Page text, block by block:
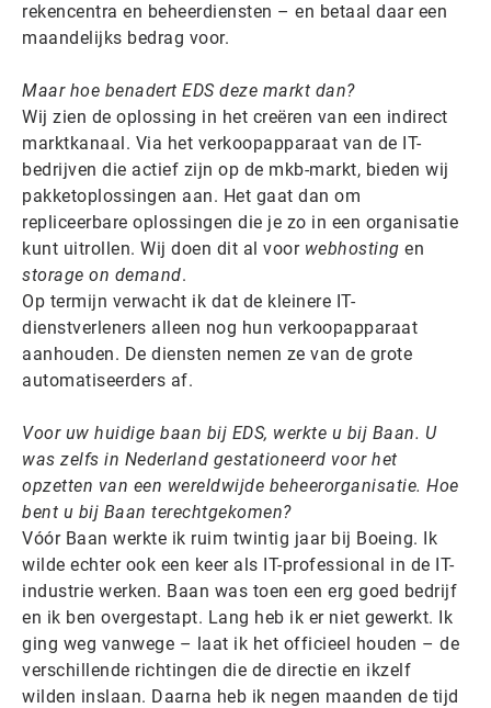
rekencentra en beheerdiensten – en betaal daar een
maandelijks bedrag voor.
Maar hoe benadert EDS deze markt dan?
Wij zien de oplossing in het creëren van een indirect
marktkanaal. Via het verkoopapparaat van de IT-
bedrijven die actief zijn op de mkb-markt, bieden wij
pakketoplossingen aan. Het gaat dan om
repliceerbare oplossingen die je zo in een organisatie
kunt uitrollen. Wij doen dit al voor webhosting en
storage on demand.
Op termijn verwacht ik dat de kleinere IT-
dienstverleners alleen nog hun verkoopapparaat
aanhouden. De diensten nemen ze van de grote
automatiseerders af.
Voor uw huidige baan bij EDS, werkte u bij Baan. U
was zelfs in Nederland gestationeerd voor het
opzetten van een wereldwijde beheerorganisatie. Hoe
bent u bij Baan terechtgekomen?
Vóór Baan werkte ik ruim twintig jaar bij Boeing. Ik
wilde echter ook een keer als IT-professional in de IT-
industrie werken. Baan was toen een erg goed bedrijf
en ik ben overgestapt. Lang heb ik er niet gewerkt. Ik
ging weg vanwege – laat ik het officieel houden – de
verschillende richtingen die de directie en ikzelf
wilden inslaan. Daarna heb ik negen maanden de tijd